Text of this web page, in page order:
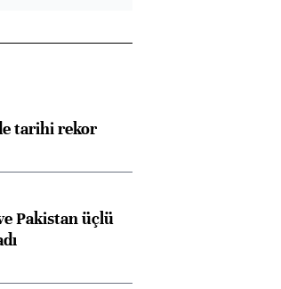
tarihi rekor
Pakistan üçlü